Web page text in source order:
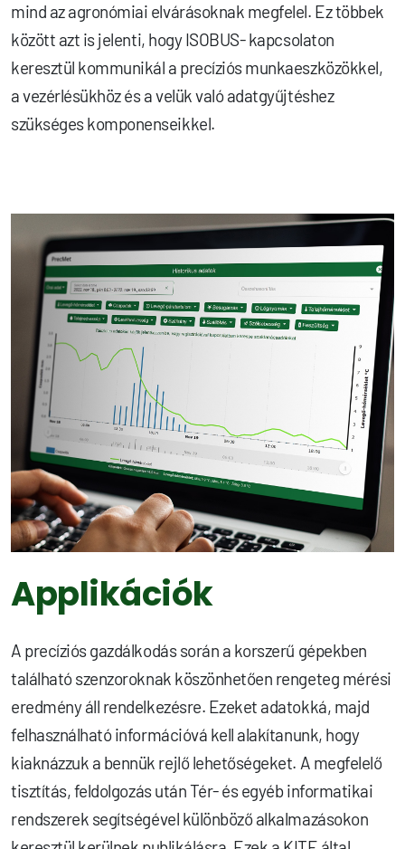
mind az agronómiai elvárásoknak megfelel. Ez többek
között azt is jelenti, hogy ISOBUS- kapcsolaton
keresztül kommunikál a precíziós munkaeszközökkel,
a vezérlésükhöz és a velük való adatgyűjtéshez
szükséges komponenseikkel.
Applikációk
A precíziós gazdálkodás során a korszerű gépekben
található szenzoroknak köszönhetően rengeteg mérési
eredmény áll rendelkezésre. Ezeket adatokká, majd
felhasználható információvá kell alakítanunk, hogy
kiaknázzuk a bennük rejlő lehetőségeket. A megfelelő
tisztítás, feldolgozás után Tér- és egyéb informatikai
rendszerek segítségével különböző alkalmazásokon